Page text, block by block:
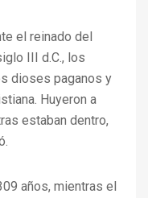
el reinado del
III d.C., los
dioses paganos y
Huyeron a
estaban dentro,
años, mientras el